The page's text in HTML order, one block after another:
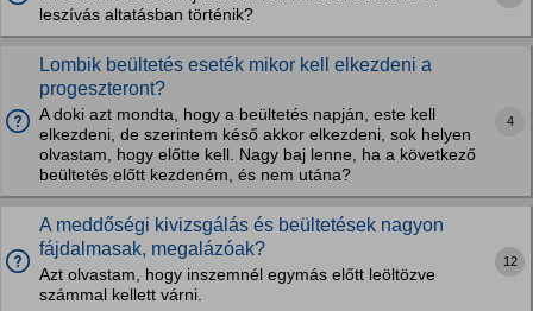
leszívás altatásban történik?
Lombik beültetés eseték mikor kell elkezdeni a
progeszteront?
A doki azt mondta, hogy a beültetés napján, este kell
elkezdeni, de szerintem késő akkor elkezdeni, sok helyen
olvastam, hogy előtte kell. Nagy baj lenne, ha a következő
beültetés előtt kezdeném, és nem utána?
4
A meddőségi kivizsgálás és beültetések nagyon
fájdalmasak, megalázóak?
Azt olvastam, hogy inszemnél egymás előtt leöltözve
számmal kellett várni.
12